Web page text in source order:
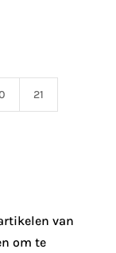
21
van
om te